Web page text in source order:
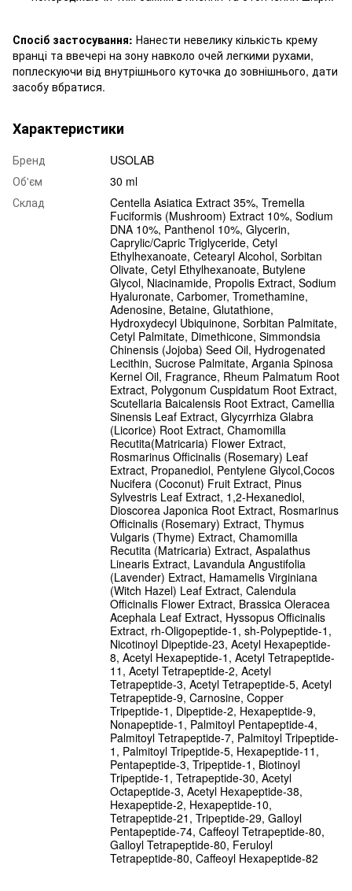
Спосіб застосування: Нанести невелику кількість крему
вранці та ввечері на зону навколо очей легкими рухами,
поплескуючи від внутрішнього куточка до зовнішнього, дати
засобу вбратися.
Характеристики
Бренд
USOLAB
Об'єм
30 ml
Склад
Centella Asiatica Extract 35%, Tremella
Fuciformis (Mushroom) Extract 10%, Sodium
DNA 10%, Panthenol 10%, Glycerin,
Caprylic/Capric Triglyceride, Cetyl
Ethylhexanoate, Cetearyl Alcohol, Sorbitan
Olivate, Cetyl Ethylhexanoate, Butylene
Glycol, Niacinamide, Propolis Extract, Sodium
Hyaluronate, Carbomer, Tromethamine,
Adenosine, Betaine, Glutathione,
Hydroxydecyl Ubiquinone, Sorbitan Palmitate,
Cetyl Palmitate, Dimethicone, Simmondsia
Chinensis (Jojoba) Seed Oil, Hydrogenated
Lecithin, Sucrose Palmitate, Argania Spinosa
Kernel Oil, Fragrance, Rheum Palmatum Root
Extract, Polygonum Cuspidatum Root Extract,
Scutellaria Baicalensis Root Extract, Camellia
Sinensis Leaf Extract, Glycyrrhiza Glabra
(Licorice) Root Extract, Chamomilla
Recutita(Matricaria) Flower Extract,
Rosmarinus Officinalis (Rosemary) Leaf
Extract, Propanediol, Pentylene Glycol,Cocos
Nucifera (Coconut) Fruit Extract, Pinus
Sylvestris Leaf Extract, 1,2-Hexanediol,
Dioscorea Japonica Root Extract, Rosmarinus
Officinalis (Rosemary) Extract, Thymus
Vulgaris (Thyme) Extract, Chamomilla
Recutita (Matricaria) Extract, Aspalathus
Linearis Extract, Lavandula Angustifolia
(Lavender) Extract, Hamamelis Virginiana
(Witch Hazel) Leaf Extract, Calendula
Officinalis Flower Extract, Brassica Oleracea
Acephala Leaf Extract, Hyssopus Officinalis
Extract, rh-Oligopeptide-1, sh-Polypeptide-1,
Nicotinoyl Dipeptide-23, Acetyl Hexapeptide-
8, Acetyl Hexapeptide-1, Acetyl Tetrapeptide-
11, Acetyl Tetrapeptide-2, Acetyl
Tetrapeptide-3, Acetyl Tetrapeptide-5, Acetyl
Tetrapeptide-9, Carnosine, Copper
Tripeptide-1, Dipeptide-2, Hexapeptide-9,
Nonapeptide-1, Palmitoyl Pentapeptide-4,
Palmitoyl Tetrapeptide-7, Palmitoyl Tripeptide-
1, Palmitoyl Tripeptide-5, Hexapeptide-11,
Pentapeptide-3, Tripeptide-1, Biotinoyl
Tripeptide-1, Tetrapeptide-30, Acetyl
Octapeptide-3, Acetyl Hexapeptide-38,
Hexapeptide-2, Hexapeptide-10,
Tetrapeptide-21, Tripeptide-29, Galloyl
Pentapeptide-74, Caffeoyl Tetrapeptide-80,
Galloyl Tetrapeptide-80, Feruloyl
Tetrapeptide-80, Caffeoyl Hexapeptide-82